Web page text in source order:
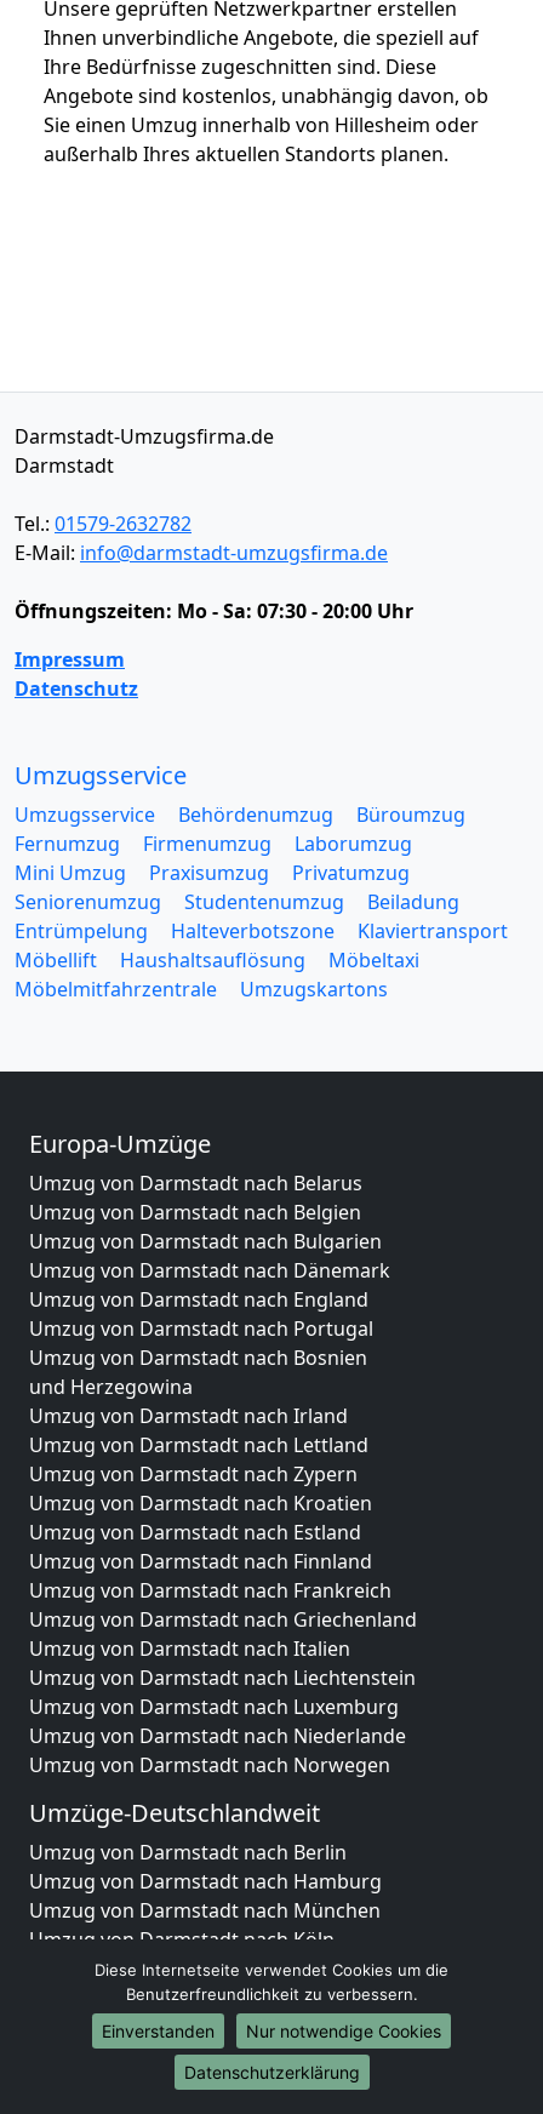
Unsere geprüften Netzwerkpartner erstellen
Ihnen unverbindliche Angebote, die speziell auf
Ihre Bedürfnisse zugeschnitten sind. Diese
Angebote sind kostenlos, unabhängig davon, ob
Sie einen Umzug innerhalb von Hillesheim oder
außerhalb Ihres aktuellen Standorts planen.
Darmstadt-Umzugsfirma.de
Darmstadt
Tel.: 01579-2632782
E-Mail: info@darmstadt-umzugsfirma.de
Öffnungszeiten: Mo - Sa: 07:30 - 20:00 Uhr
Impressum
Datenschutz
Umzugsservice
Umzugsservice Behördenumzug
Büroumzug
Fernumzug
Firmenumzug
Laborumzug
Mini Umzug
Praxisumzug
Privatumzug
Seniorenumzug
Studentenumzug
Beiladung
Entrümpelung
Halteverbotszone
Klaviertransport
Möbellift
Haushaltsauflösung
Möbeltaxi
Möbelmitfahrzentrale
Umzugskartons
Europa-Umzüge
Umzug von Darmstadt nach Belarus
Umzug von Darmstadt nach Belgien
Umzug von Darmstadt nach Bulgarien
Umzug von Darmstadt nach Dänemark
Umzug von Darmstadt nach England
Umzug von Darmstadt nach Portugal
Umzug von Darmstadt nach Bosnien
und Herzegowina
Umzug von Darmstadt nach Irland
Umzug von Darmstadt nach Lettland
Umzug von Darmstadt nach Zypern
Umzug von Darmstadt nach Kroatien
Umzug von Darmstadt nach Estland
Umzug von Darmstadt nach Finnland
Umzug von Darmstadt nach Frankreich
Umzug von Darmstadt nach Griechenland
Umzug von Darmstadt nach Italien
Umzug von Darmstadt nach Liechtenstein
Umzug von Darmstadt nach Luxemburg
Umzug von Darmstadt nach Niederlande
Umzug von Darmstadt nach Norwegen
Umzüge-Deutschlandweit
Umzug von Darmstadt nach Berlin
Umzug von Darmstadt nach Hamburg
Umzug von Darmstadt nach München
Umzug von Darmstadt nach Köln
Umzug von Darmstadt nach Frankfurt am Main
Umzug von Darmstadt nach Stuttgart
Umzug von Darmstadt nach Düsseldorf
Umzug von Darmstadt nach Leipzig
Umzug von Darmstadt nach Dortmund
Diese Internetseite verwendet Cookies um die
Benutzerfreundlichkeit zu verbessern.
Einverstanden
Nur notwendige Cookies
Datenschutzerklärung